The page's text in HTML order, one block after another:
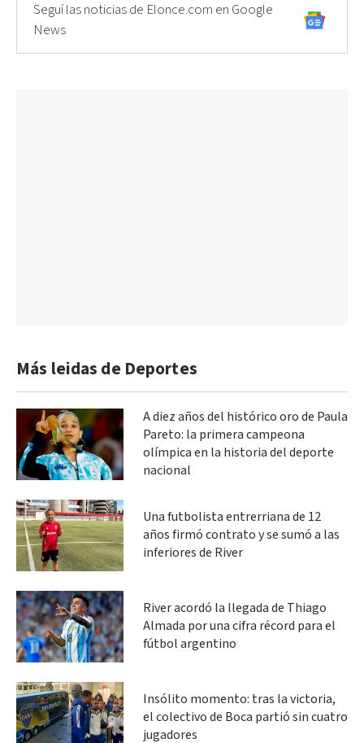
Seguí las noticias de Elonce.com en Google
News
Más leidas de Deportes
A diez años del histórico oro de Paula
Pareto: la primera campeona
olímpica en la historia del deporte
nacional
Una futbolista entrerriana de 12
años firmó contrato y se sumó a las
inferiores de River
River acordó la llegada de Thiago
Almada por una cifra récord para el
fútbol argentino
Insólito momento: tras la victoria,
el colectivo de Boca partió sin cuatro
jugadores